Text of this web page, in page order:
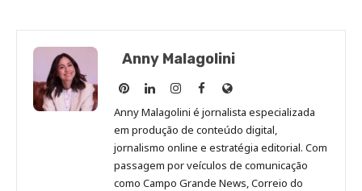
Anny Malagolini
Anny
Malagolini
no
Pinterest
Anny
Malagolini
no
LinkedIn
Anny
Malagolini
no
Instagram
Anny
Malagolini
no
Facebook
Site
de
Anny
Malagolini
Anny Malagolini é jornalista especializada
em produção de conteúdo digital,
jornalismo online e estratégia editorial. Com
passagem por veículos de comunicação
como Campo Grande News, Correio do